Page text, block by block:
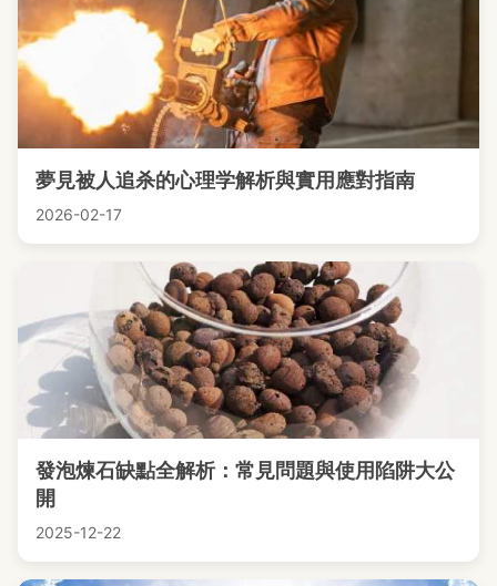
夢見被人追杀的心理学解析與實用應對指南
2026-02-17
發泡煉石缺點全解析：常見問題與使用陷阱大公
開
2025-12-22